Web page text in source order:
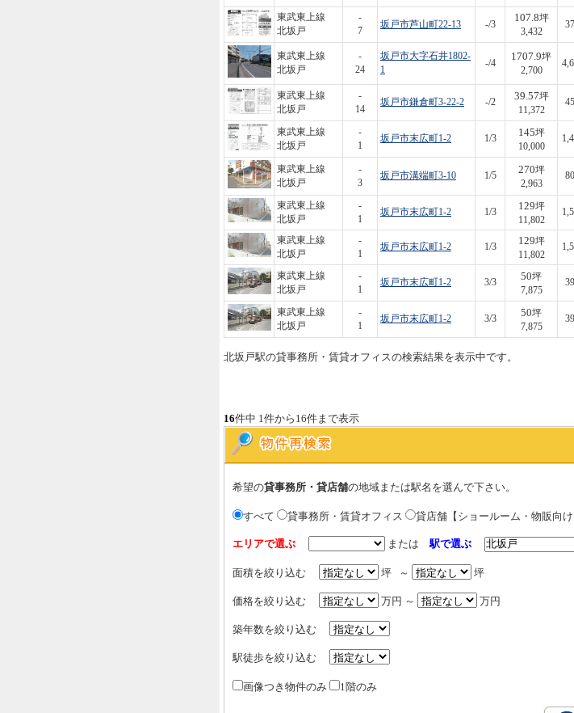
東武東上線
北坂戸
-
7
坂戸市芦山町22-13 -/3
107.8坪
3,432
東武東上線
北坂戸
-
24
坂戸市大字石井1802-
1
-/4
1707.9坪
2,700
東武東上線
北坂戸
-
14
坂戸市鎌倉町3-22-2 -/2
39.57坪
11,372
東武東上線
北坂戸
-
1
坂戸市末広町1-2 1/3
145坪
10,000
東武東上線
北坂戸
-
3
坂戸市溝端町3-10 1/5
270坪
2,963
東武東上線
北坂戸
-
1
坂戸市末広町1-2 1/3
129坪
11,802
東武東上線
北坂戸
-
1
坂戸市末広町1-2 1/3
129坪
11,802
東武東上線
北坂戸
-
1
坂戸市末広町1-2 3/3
50坪
7,875
東武東上線
北坂戸
-
1
坂戸市末広町1-2 3/3
50坪
7,875
北坂戸駅の貸事務所・賃貸オフィスの検索結果を表示中です。
16件中 1件から16件まで表示
希望の貸事務所・貸店舗の地域または駅名を選んで下さい。
すべて 貸事務所・賃貸オフィス 貸店舗【ショールーム・物販向け
エリアで選ぶ または駅で選ぶ
面積を絞り込む 坪 ～ 坪
価格を絞り込む 万円 ～ 万円
築年数を絞り込む
駅徒歩を絞り込む
画像つき物件のみ 1階のみ